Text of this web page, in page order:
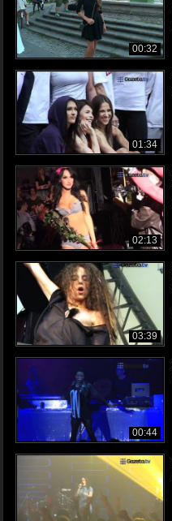
00:32
01:34
02:13
03:39
00:44